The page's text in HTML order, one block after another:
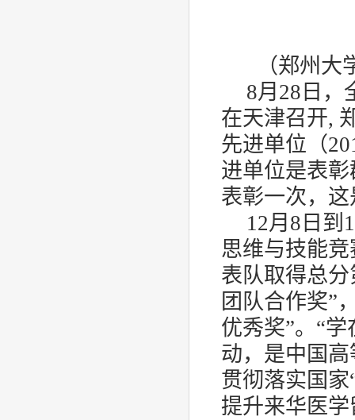
（郑州
8月 28 日，
在天津召开,
先进单位（
进单位是表
表彰一次，
12月 8 日到
思维与技能
表队取得总
团队合作奖”
优秀奖”。“
动，是中国
贯彻落实国
提升来华医